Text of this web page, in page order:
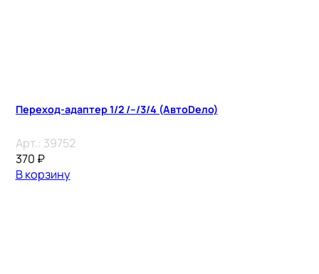
Переход-адаптер 1/2 /–/3/4 (АвтоDело)
Арт.: 39752
370 ₽
В корзину